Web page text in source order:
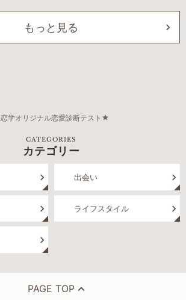
もっと見る
恋学オリジナル恋愛診断テスト
CATEGORIES
カテゴリー
出会い
ライフスタイル
PAGE TOP